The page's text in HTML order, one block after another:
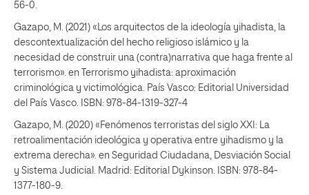
56-0.
Gazapo, M. (2021) «Los arquitectos de la ideología yihadista, la
descontextualización del hecho religioso islámico y la
necesidad de construir una (contra)narrativa que haga frente al
terrorismo». en Terrorismo yihadista: aproximación
criminológica y victimológica. País Vasco: Editorial Universidad
del País Vasco. ISBN: 978-84-1319-327-4
Gazapo, M. (2020) «Fenómenos terroristas del siglo XXI: La
retroalimentación ideológica y operativa entre yihadismo y la
extrema derecha». en Seguridad Ciudadana, Desviación Social
y Sistema Judicial. Madrid: Editorial Dykinson. ISBN: 978-84-
1377-180-9.